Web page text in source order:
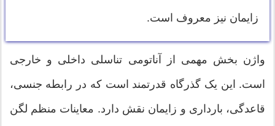
زایمان نیز معروف است.
واژن بخش مهمی از آناتومی تناسلی داخلی و خارجی
است. این یک گذرگاه قدرتمند است که در رابطه جنسی،
قاعدگی، بارداری و زایمان نقش دارد. معاینات منظم لگن